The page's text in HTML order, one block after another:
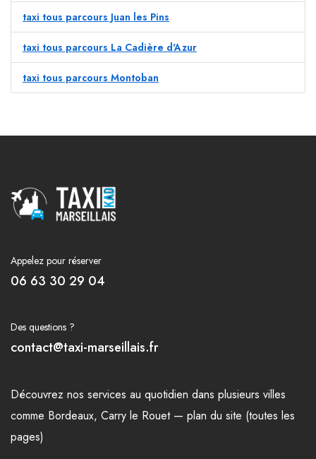
taxi tous parcours Juan les Pins
taxi tous parcours La Cadière d'Azur
taxi tous parcours Montoban
Appelez pour réserver
06 63 30 29 04
Des questions ?
contact@taxi-marseillais.fr
Découvrez nos services au quotidien dans plusieurs villes
comme Bordeaux, Carry le Rouet— plan du site (toutes les
pages)